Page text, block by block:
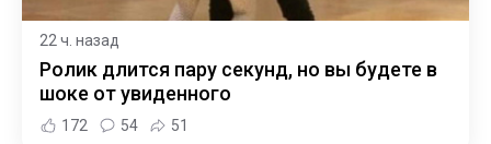
22 ч. назад
Ролик длится пару секунд, но вы будете в
шоке от увиденного
172 54 51